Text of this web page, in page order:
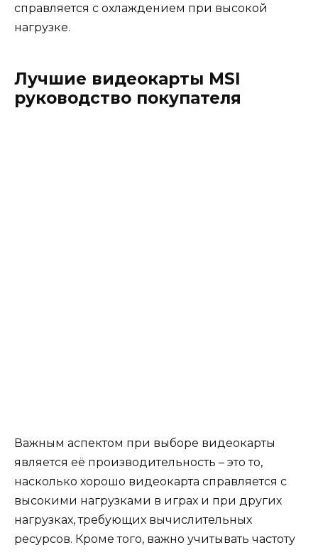
справляется с охлаждением при высокой
нагрузке.
Лучшие видеокарты MSI
руководство покупателя
Важным аспектом при выборе видеокарты
является её производительность – это то,
насколько хорошо видеокарта справляется с
высокими нагрузками в играх и при других
нагрузках, требующих вычислительных
ресурсов. Кроме того, важно учитывать частоту